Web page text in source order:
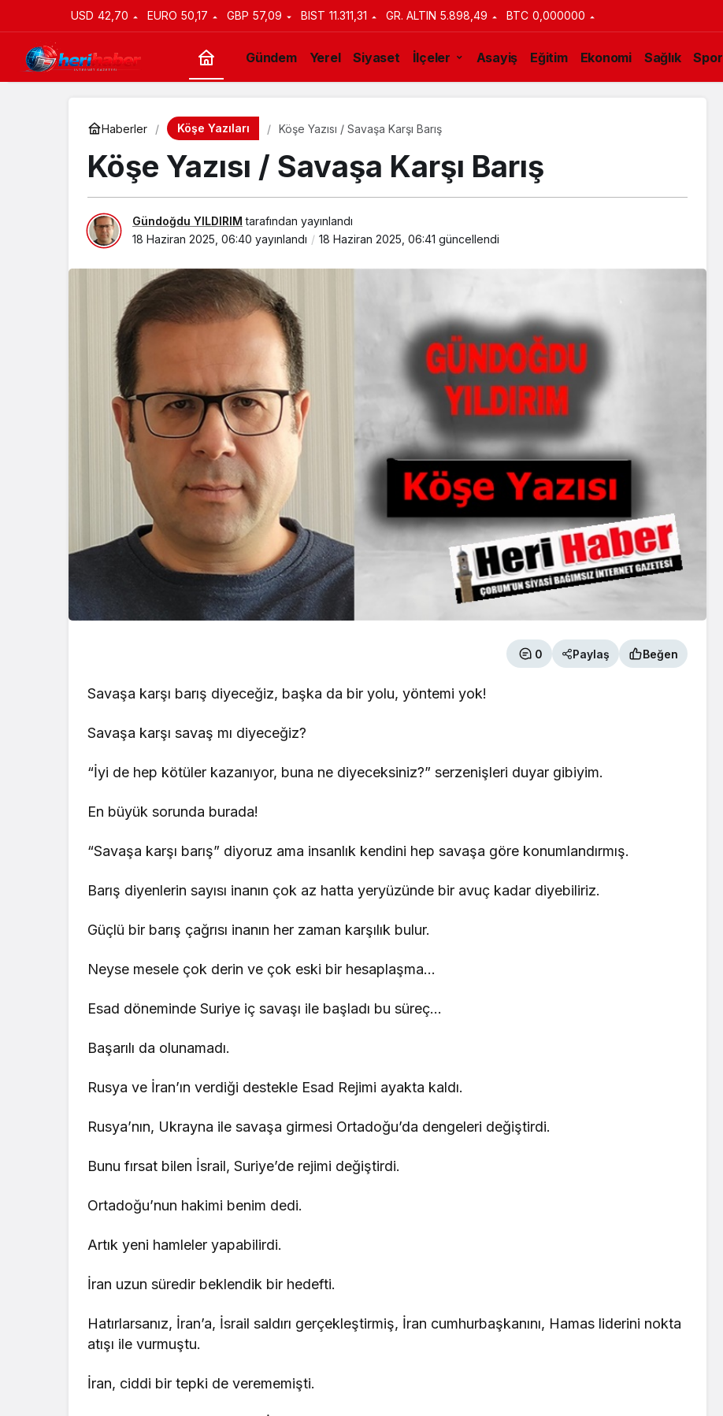
USD 42,70 EURO 50,17 GBP 57,09 BIST 11.311,31 GR. ALTIN 5.898,49 BTC 0,000000
Gündem Yerel Siyaset İlçeler Asayiş Eğitim Ekonomi Sağlık Spor
Haberler Köşe Yazıları Köşe Yazısı / Savaşa Karşı Barış
Köşe Yazısı / Savaşa Karşı Barış
Gündoğdu YILDIRIM tarafından yayınlandı
18 Haziran 2025, 06:40 yayınlandı 18 Haziran 2025, 06:41 güncellendi
0 Paylaş Beğen
Savaşa karşı barış diyeceğiz, başka da bir yolu, yöntemi yok!
Savaşa karşı savaş mı diyeceğiz?
“İyi de hep kötüler kazanıyor, buna ne diyeceksiniz?” serzenişleri duyar gibiyim.
En büyük sorunda burada!
“Savaşa karşı barış” diyoruz ama insanlık kendini hep savaşa göre konumlandırmış.
Barış diyenlerin sayısı inanın çok az hatta yeryüzünde bir avuç kadar diyebiliriz.
Güçlü bir barış çağrısı inanın her zaman karşılık bulur.
Neyse mesele çok derin ve çok eski bir hesaplaşma…
Esad döneminde Suriye iç savaşı ile başladı bu süreç…
Başarılı da olunamadı.
Rusya ve İran’ın verdiği destekle Esad Rejimi ayakta kaldı.
Rusya’nın, Ukrayna ile savaşa girmesi Ortadoğu’da dengeleri değiştirdi.
Bunu fırsat bilen İsrail, Suriye’de rejimi değiştirdi.
Ortadoğu’nun hakimi benim dedi.
Artık yeni hamleler yapabilirdi.
İran uzun süredir beklendik bir hedefti.
Hatırlarsanız, İran’a, İsrail saldırı gerçekleştirmiş, İran cumhurbaşkanını, Hamas liderini nokta
atışı ile vurmuştu.
İran, ciddi bir tepki de verememişti.